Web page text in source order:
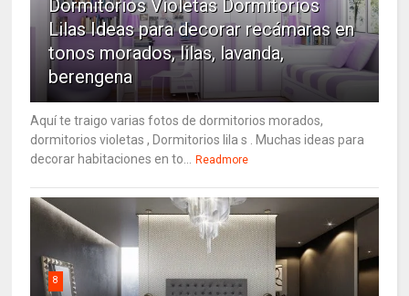
Dormitorios Violetas Dormitorios
Lilas Ideas para decorar recámaras en
tonos morados, lilas, lavanda,
berengena
Aquí te traigo varias fotos de dormitorios morados,
dormitorios violetas , Dormitorios lila s . Muchas ideas para
decorar habitaciones en to... Readmore
8